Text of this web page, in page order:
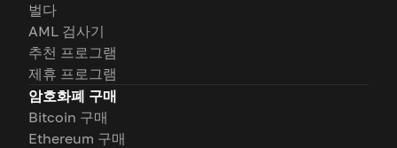
벌다
AML 검사기
추천 프로그램
제휴 프로그램
암호화폐 구매
Bitcoin 구매
Ethereum 구매